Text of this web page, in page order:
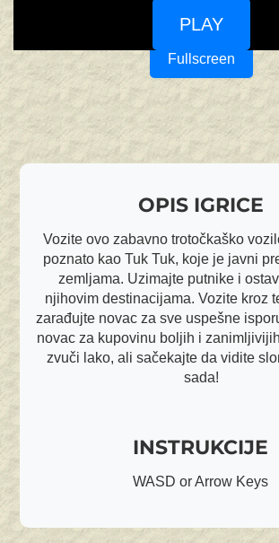
PLAY
Fullscreen
OPIS IGRICE
Vozite ovo zabavno trotočkaško
poznato kao Tuk Tuk, koje je javni
zemljama. Uzimajte putnike i
njihovim destinacijama. Vozite kroz
zarađujte novac za sve uspešne
novac za kupovinu boljih i
zvuči lako, ali sačekajte da vidite
sada!
INSTRUKCIJE
WASD or Arrow Keys